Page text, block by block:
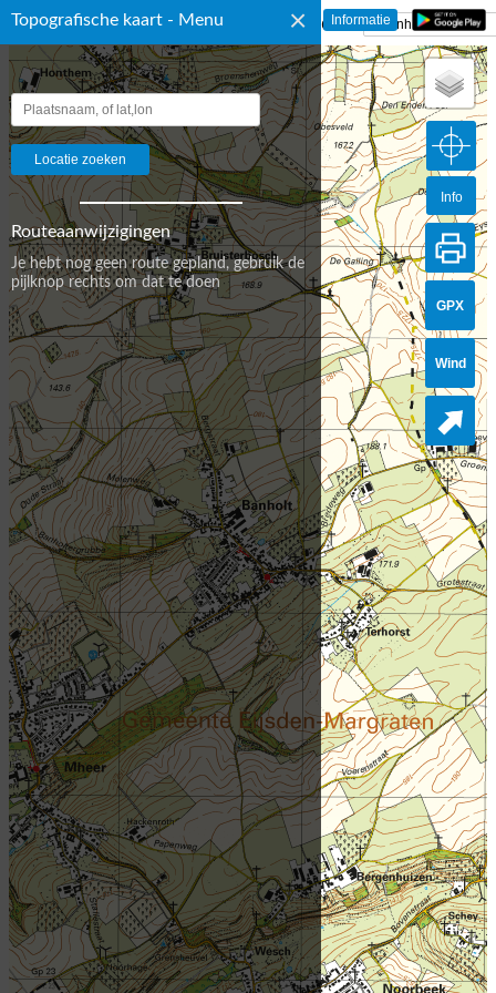
Topografische kaart - Menu ×
Routeaanwijzigingen
Je hebt nog geen route gepland, gebruik de
pijlknop rechts om dat te doen
☰ Topografische Kaart Nederland
GPX
Wind
Info